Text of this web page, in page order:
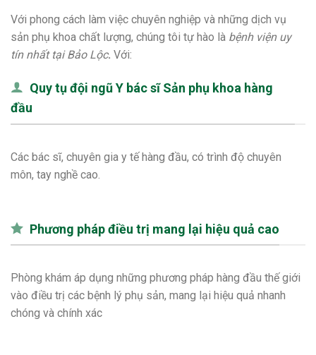
Với phong cách làm việc chuyên nghiệp và những dịch vụ
sản phụ khoa chất lượng, chúng tôi tự hào là bệnh viện uy
tín nhất tại Bảo Lộc. Với:
Quy tụ đội ngũ Y bác sĩ Sản phụ khoa hàng
đầu
Các bác sĩ, chuyên gia y tế hàng đầu, có trình độ chuyên
môn, tay nghề cao.
Phương pháp điều trị mang lại hiệu quả cao
Phòng khám áp dụng những phương pháp hàng đầu thế giới
vào điều trị các bệnh lý phụ sản, mang lại hiệu quả nhanh
chóng và chính xác